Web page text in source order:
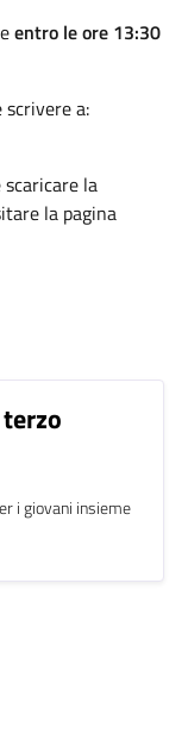
entro le ore 13:30
a:
la
la pagina
i giovani insieme